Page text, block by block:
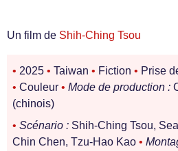
Un film de Shih-Ching Tsou
• 2025 • Taiwan • Fiction • Prise
• Couleur • Mode de production :
(chinois)
• Scénario : Shih-Ching Tsou,
Chin Chen, Tzu-Hao Kao •